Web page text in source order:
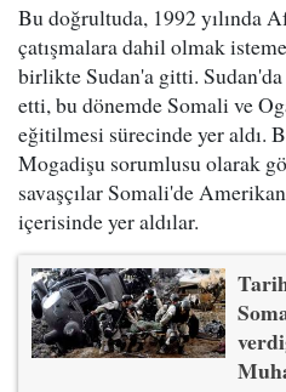
Bu doğrultuda, 1992 yılında
çatışmalara dahil olmak
birlikte Sudan'a gitti.
etti, bu dönemde Somali ve
eğitilmesi sürecinde yer aldı.
Mogadişu sorumlusu olarak
savaşçılar Somali'de
içerisinde yer aldılar.